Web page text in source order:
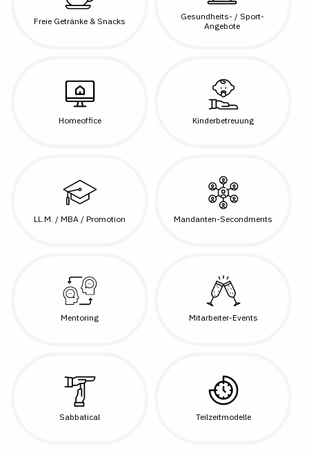
Freie Getränke & Snacks
Gesundheits- / Sport-
Angebote
Homeoffice Kinderbetreuung
LL.M. / MBA / Promotion Mandanten-Secondments
Mentoring Mitarbeiter-Events
Sabbatical Teilzeitmodelle